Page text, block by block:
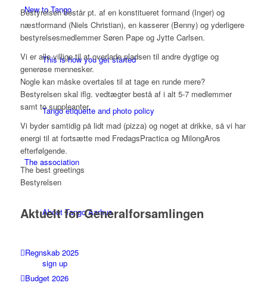
New to Tango
This is how you get started
Tango etiquette and photo policy
The association
About Tango Aarhus
sign up
Bestyrelsen består pt. af en konstitueret formand (Inger) og
næstformand (Niels Christian), en kasserer (Benny) og yderligere
bestyrelsesmedlemmer Søren Pape og Jytte Carlsen.
Vi er alle villige til at overlade pladsen til andre dygtige og
generøse mennesker.
Nogle kan måske overtales til at tage en runde mere?
Bestyrelsen skal iflg. vedtægter bestå af i alt 5-7 medlemmer
samt to suppleanter.
Vi byder samtidig på lidt mad (pizza) og noget at drikke, så vi har
energi til at fortsætte med FredagsPractica og MilongAros
efterfølgende.
The best greetings
Bestyrelsen
Aktuelt for Generalforsamlingen
Regnskab 2025
Budget 2026